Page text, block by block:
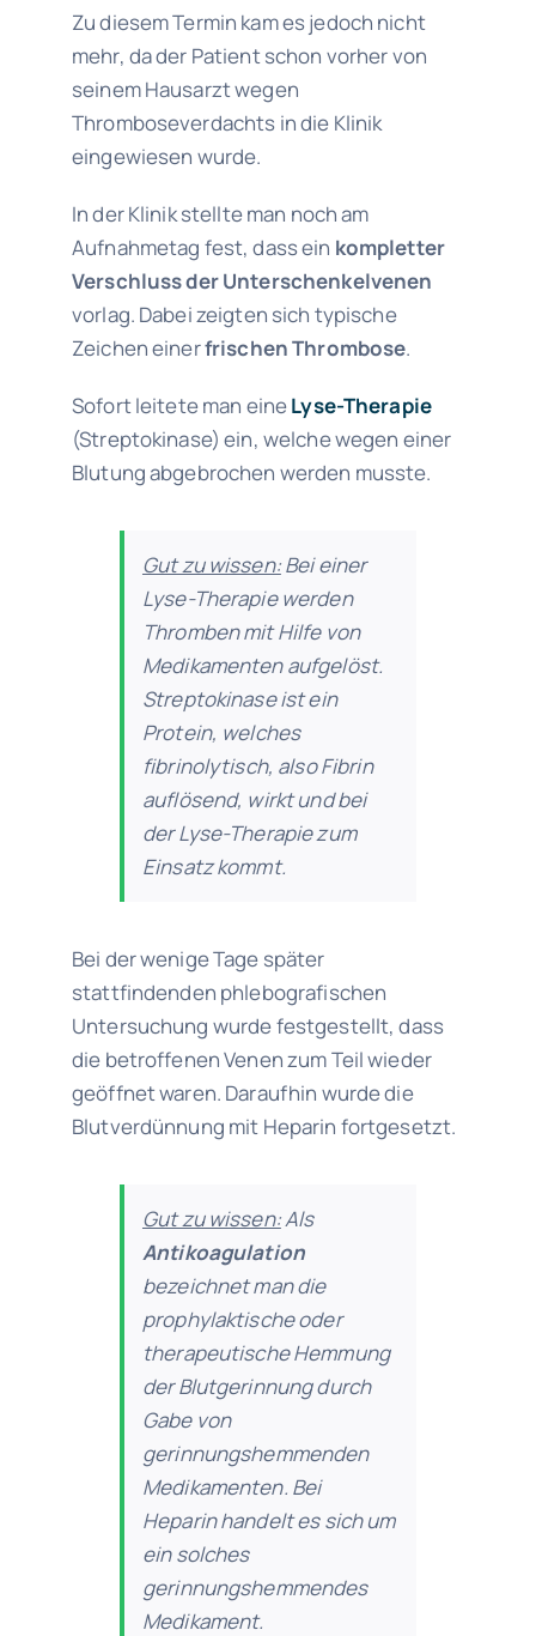
Zu diesem Termin kam es jedoch nicht
mehr, da der Patient schon vorher von
seinem Hausarzt wegen
Thromboseverdachts in die Klinik
eingewiesen wurde.
In der Klinik stellte man noch am
Aufnahmetag fest, dass ein kompletter
Verschluss der Unterschenkelvenen
vorlag. Dabei zeigten sich typische
Zeichen einerfrischen Thrombose.
Sofort leitete man eineLyse-Therapie
(Streptokinase) ein, welche wegen einer
Blutung abgebrochen werden musste.
Gut zu wissen:Bei einer
Lyse-Therapie werden
Thromben mit Hilfe von
Medikamenten aufgelöst.
Streptokinase ist ein
Protein, welches
fibrinolytisch, also Fibrin
auflösend, wirkt und bei
der Lyse-Therapie zum
Einsatz kommt.
Bei der wenige Tage später
stattfindenden phlebografischen
Untersuchung wurde festgestellt, dass
die betroffenen Venen zum Teil wieder
geöffnet waren. Daraufhin wurde die
Blutverdünnung mit Heparin fortgesetzt.
Gut zu wissen:Als
Antikoagulation
bezeichnet man die
prophylaktische oder
therapeutische Hemmung
der Blutgerinnung durch
Gabe von
gerinnungshemmenden
Medikamenten. Bei
Heparin handelt es sich um
ein solches
gerinnungshemmendes
Medikament.